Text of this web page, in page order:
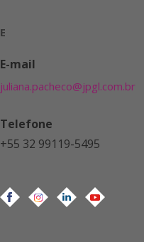
E
E-mail
juliana.pacheco@jpgl.com.br
Telefone
+55 32 99119-5495